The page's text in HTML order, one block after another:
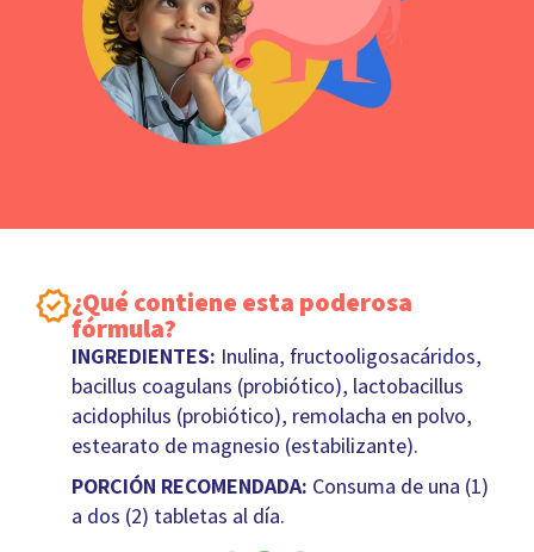
¿Qué contiene esta poderosa
fórmula?
INGREDIENTES: Inulina, fructooligosacáridos,
bacillus coagulans (probiótico), lactobacillus
acidophilus (probiótico), remolacha en polvo,
estearato de magnesio (estabilizante).
PORCIÓN RECOMENDADA: Consuma de una (1)
a dos (2) tabletas al día.